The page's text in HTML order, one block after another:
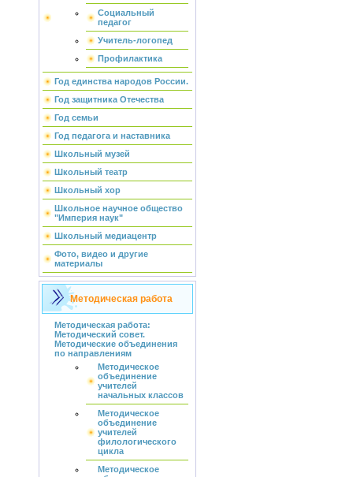
Социальный
педагог
Учитель-логопед
Профилактика
Год единства народов России.
Год защитника Отечества
Год семьи
Год педагога и наставника
Школьный музей
Школьный театр
Школьный хор
Школьное научное общество
"Империя наук"
Школьный медиацентр
Фото, видео и другие
материалы
Методическая работа
Методическая работа:
Методический совет.
Методические объединения
по направлениям
Методическое
объединение
учителей
начальных классов
Методическое
объединение
учителей
филологического
цикла
Методическое